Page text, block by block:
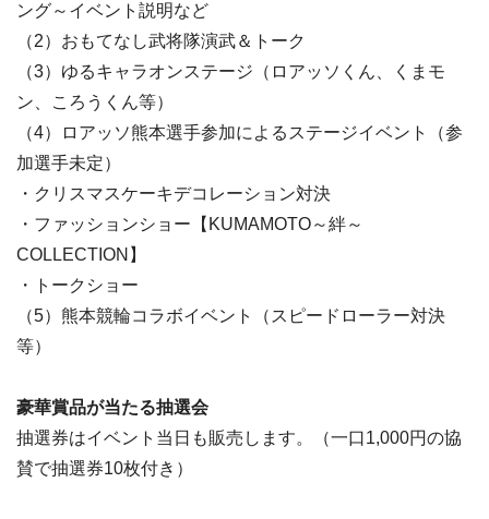
ング～イベント説明など
（2）おもてなし武将隊演武＆トーク
（3）ゆるキャラオンステージ（ロアッソくん、くまモ
ン、ころうくん等）
（4）ロアッソ熊本選手参加によるステージイベント（参
加選手未定）
・クリスマスケーキデコレーション対決
・ファッションショー【KUMAMOTO～絆～
COLLECTION】
・トークショー
（5）熊本競輪コラボイベント（スピードローラー対決
等）
豪華賞品が当たる抽選会
抽選券はイベント当日も販売します。（一口1,000円の協
賛で抽選券10枚付き）